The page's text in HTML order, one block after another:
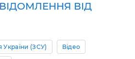
ВІД
України (ЗСУ) Відео